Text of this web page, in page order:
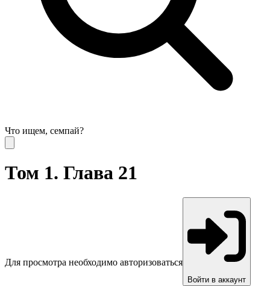
Что ищем, семпай?
Том 1. Глава 21
Для просмотра необходимо авторизоваться
Войти в аккаунт